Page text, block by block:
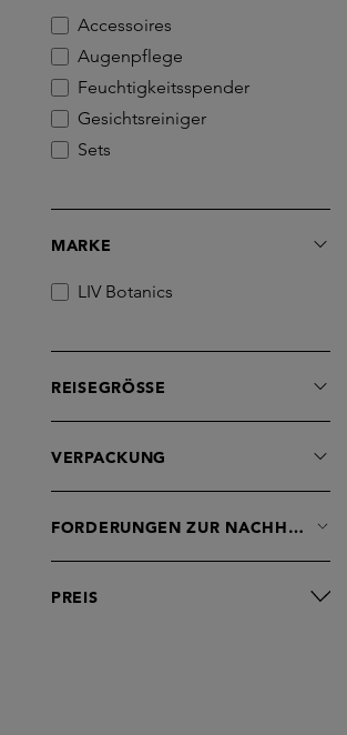
Accessoires
Augenpflege
Feuchtigkeitsspender
Gesichtsreiniger
Sets
MARKE
LIV Botanics
REISEGRÖSSE
VERPACKUNG
FORDERUNGEN ZUR
PREIS